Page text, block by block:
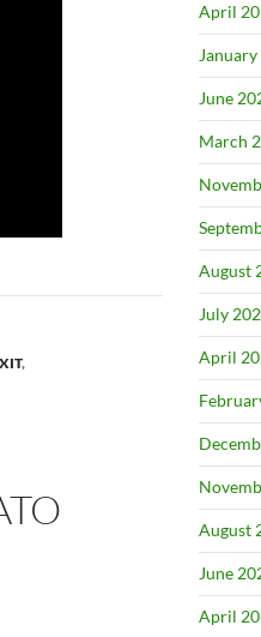
,
April
June
March
August
July
April
August
June
April